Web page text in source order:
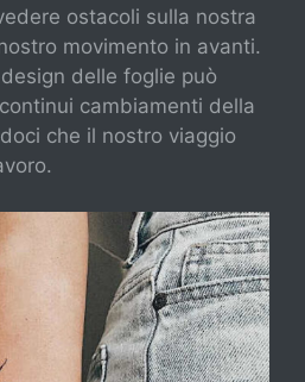
ostacoli sulla nostra
movimento in avanti.
delle foglie può
cambiamenti della
che il nostro viaggio